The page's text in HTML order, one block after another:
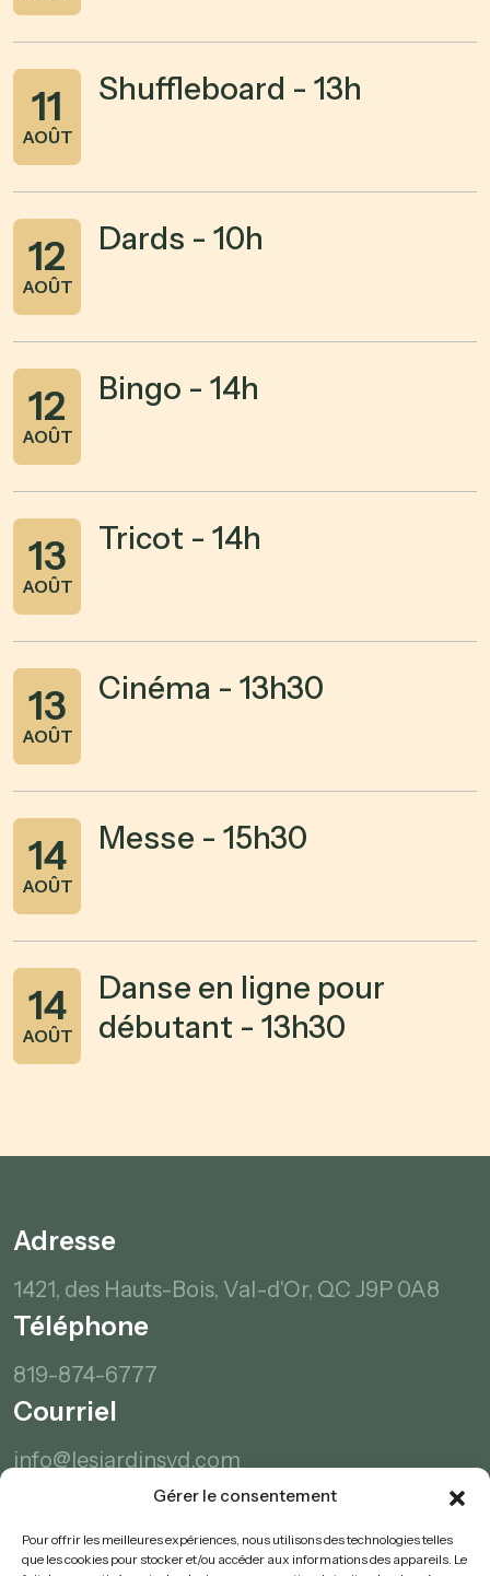
Gérer le consentement
Pour offrir les meilleures expériences, nous utilisons des technologies telles
que les cookies pour stocker et/ou accéder aux informations des appareils. Le
11
AOÛT
Shuffleboard - 13h
12
AOÛT
Dards - 10h
12
AOÛT
Bingo - 14h
13
AOÛT
Tricot - 14h
13
AOÛT
Cinéma - 13h30
14
AOÛT
Messe - 15h30
14
AOÛT
Danse en ligne pour
débutant - 13h30
Adresse
1421, des Hauts-Bois, Val-d'Or, QC J9P 0A8
Téléphone
819-874-6777
Courriel
info@lesjardinsvd.com
Suivez nous